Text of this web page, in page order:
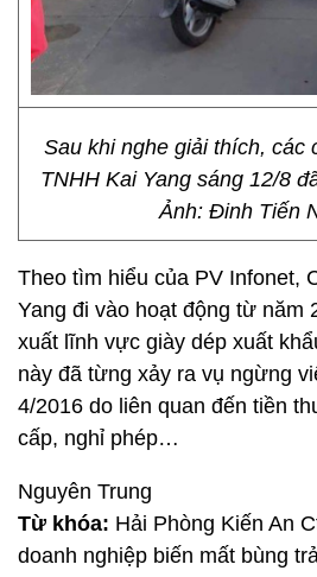
Sau khi nghe giải thích, các
TNHH Kai Yang sáng 12/8
Ảnh: Đinh Tiến
Theo tìm hiểu của PV Infonet,
Yang đi vào hoạt động từ năm
xuất lĩnh vực giày dép xuất
này đã từng xảy ra vụ ngừng
4/2016 do liên quan đến tiền
cấp, nghỉ phép…
Nguyên Trung
Từ khóa: Hải Phòng Kiến An
doanh nghiệp biến mất bùng